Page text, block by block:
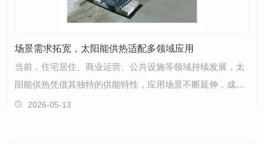
场景需求拓宽，太阳能供热适配多领域应用
当前，住宅居住、商业运营、公共设施等领域持续发展，太
阳能供热凭借其独特的供能特性，应用场景不断延伸，成为
各类场所供热、供热水的重要配套系统。作为专业太阳…
2026-05-13